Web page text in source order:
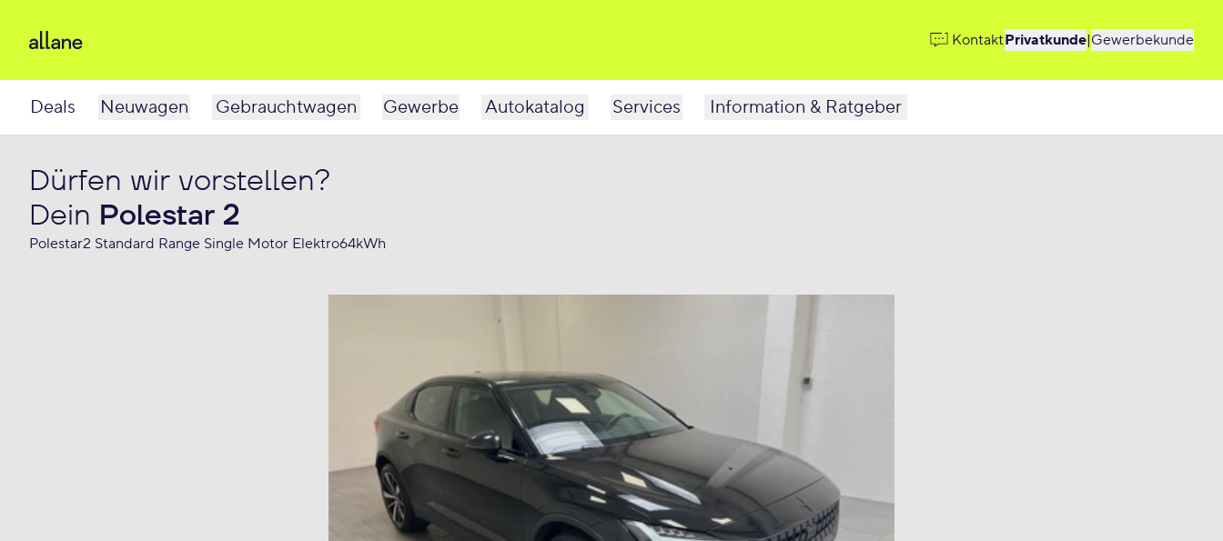
KontaktPrivatkunde|Gewerbekunde
Deals Neuwagen Gebrauchtwagen Gewerbe Autokatalog Services Information & Ratgeber
Dürfen wir vorstellen?
Dein Polestar 2
Polestar2 Standard Range Single Motor Elektro64kWh